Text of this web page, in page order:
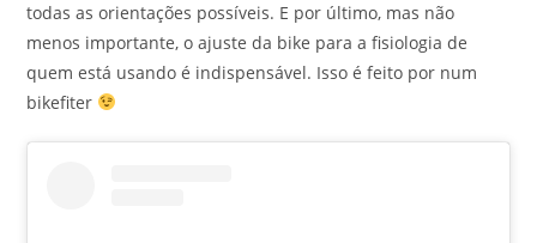
todas as orientações possíveis. E por último, mas não
menos importante, o ajuste da bike para a fisiologia de
quem está usando é indispensável. Isso é feito por num
bikefiter